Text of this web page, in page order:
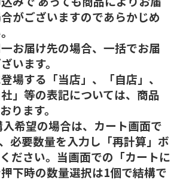
がございますのであらかじめ
お届け先の場合、一括でお届
います。
場する「当店」、「自店」、
社」等の表記については、商品
ります。
希望の場合は、カート画面で
必要数量を入力し「再計算」ボ
ださい。当画面での「カートに
下時の数量選択は1個で結構で